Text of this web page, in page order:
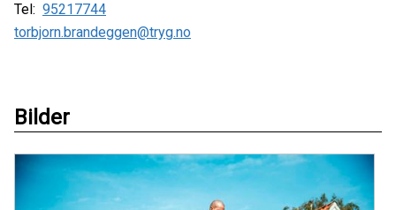
Tel: 95217744
torbjorn.brandeggen@tryg.no
Bilder